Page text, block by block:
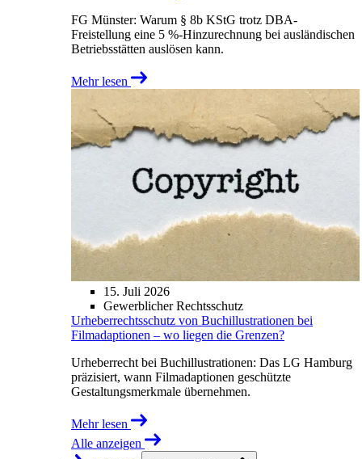
FG Münster: Warum § 8b KStG trotz DBA-
Freistellung eine 5 %-Hinzurechnung bei ausländischen
Betriebsstätten auslösen kann.
Mehr lesen
15. Juli 2026
Gewerblicher Rechtsschutz
Urheberrechtsschutz von Buchillustrationen bei
Filmadaptionen – wo liegen die Grenzen?
Urheberrecht bei Buchillustrationen: Das LG Hamburg
präzisiert, wann Filmadaptionen geschützte
Gestaltungsmerkmale übernehmen.
Mehr lesen
Alle anzeigen